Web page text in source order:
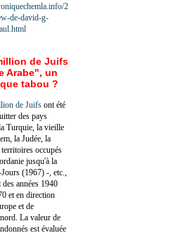
2
de-david-g-
de Juifs
Arabe", un
tabou ?
de Juifs ont été
des pays
Turquie, la vieille
la Judée, la
occupés
jusqu'à la
(1967) -, etc.,
des années 1940
et en direction
et de
La valeur de
est évaluée